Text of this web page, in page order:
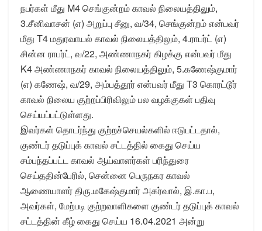
நபர்கள் மீது M4 செங்குன்றம் காவல் நிலையத்திலும்,
3.சீனிவாசன் (எ) அறுப்பு சீனு, வ/34, செங்குன்றம் என்பவர்
மீது T4 மதுரவாயல் காவல் நிலையத்திலும், 4.ராபர்ட் (எ)
சின்ன ராபர்ட், வ/22, அண்ணாநகர் கிழக்கு என்பவர் மீது
K4 அண்ணாநகர் காவல் நிலையத்திலும், 5.கணேஷ்குமார்
(எ) கணேஷ், வ/29, அம்பத்தூர் என்பவர் மீது T3 கொரட்டூர்
காவல் நிலைய குற்றப்பிரிவிலும் பல வழக்குகள் பதிவு
செய்யப்பட்டுள்ளது.
இவர்கள் தொடர்ந்து குற்றச்செயல்களில் ஈடுபட்டதால்,
குண்டர் தடுப்புக் காவல் சட்டத்தில் கைது செய்ய
சம்பந்தப்பட்ட காவல் ஆய்வாளர்கள் பரிந்துரை
செய்ததின்பேரில், சென்னை பெருநகர காவல்
ஆணையாளர் திரு.மகேஷ்குமார் அகர்வால், இ.கா.ப,
அவர்கள், மேற்படி குற்றவாளிகளை குண்டர் தடுப்புக் காவல்
சட்டத்தின் கீழ் கைது செய்ய 16.04.2021 அன்று